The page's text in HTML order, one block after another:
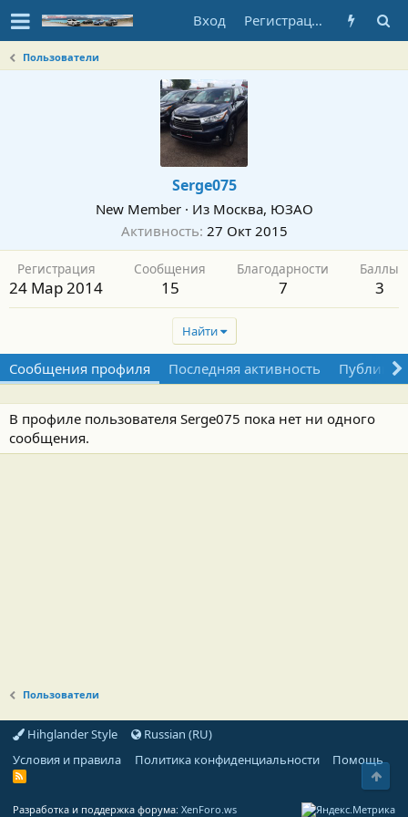
Вход Регистрация
Пользователи
Serge075
New Member · Из Москва, ЮЗАО
Активность 27 Окт 2015
Регистрация
24 Мар 2014
Сообщения
15
Благодарности
7
Баллы
3
Найти
Сообщения профиля Последняя активность
В профиле пользователя Serge075 пока нет ни одного
сообщения.
Пользователи
Hihglander Style
Russian (RU)
Условия и правила
Политика конфиденциальности Помощь
R
Разработка и поддержка форума: XenForo.ws